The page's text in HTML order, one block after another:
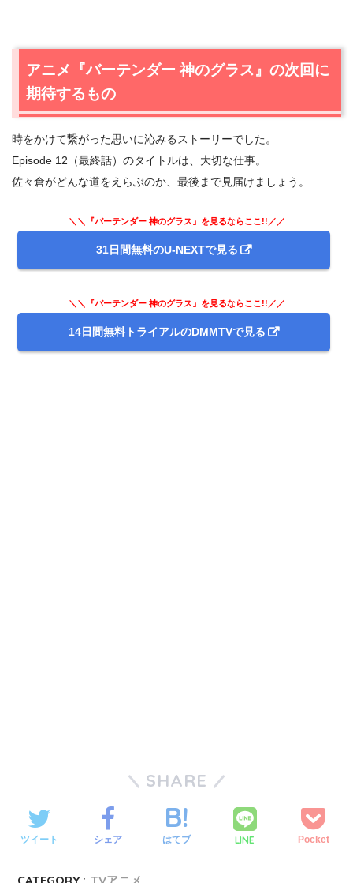
アニメ『バーテンダー 神のグラス』の次回に
期待するもの
時をかけて繋がった思いに沁みるストーリーでした。
Episode 12（最終話）のタイトルは、大切な仕事。
佐々倉がどんな道をえらぶのか、最後まで見届けましょう。
＼＼『バーテンダー 神のグラス』を見るならここ!!／／
31日間無料のU-NEXTで見る
＼＼『バーテンダー 神のグラス』を見るならここ!!／／
14日間無料トライアルのDMMTVで見る
SHARE
ツイート シェア はてブ LINE Pocket
CATEGORY : TVアニメ